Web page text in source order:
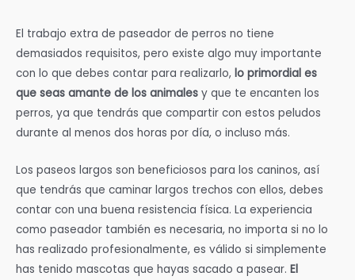
El trabajo extra de paseador de perros no tiene
demasiados requisitos, pero existe algo muy importante
con lo que debes contar para realizarlo, lo primordial es
que seas amante de los animales y que te encanten los
perros, ya que tendrás que compartir con estos peludos
durante al menos dos horas por día, o incluso más.
Los paseos largos son beneficiosos para los caninos, así
que tendrás que caminar largos trechos con ellos, debes
contar con una buena resistencia física. La experiencia
como paseador también es necesaria, no importa si no lo
has realizado profesionalmente, es válido si simplemente
has tenido mascotas que hayas sacado a pasear. El